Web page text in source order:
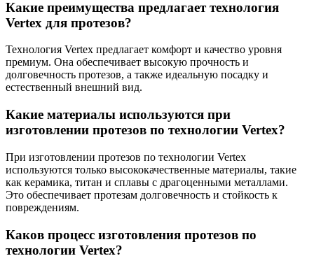
Какие преимущества предлагает технология
Vertex для протезов?
Технология Vertex предлагает комфорт и качество уровня
премиум. Она обеспечивает высокую прочность и
долговечность протезов, а также идеальную посадку и
естественный внешний вид.
Какие материалы используются при
изготовлении протезов по технологии Vertex?
При изготовлении протезов по технологии Vertex
используются только высококачественные материалы, такие
как керамика, титан и сплавы с драгоценными металлами.
Это обеспечивает протезам долговечность и стойкость к
повреждениям.
Каков процесс изготовления протезов по
технологии Vertex?